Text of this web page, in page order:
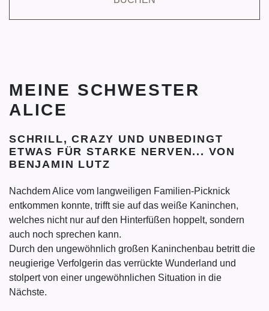
MEINE SCHWESTER
ALICE
SCHRILL, CRAZY UND UNBEDINGT
ETWAS FÜR STARKE NERVEN... VON
BENJAMIN LUTZ
Nachdem Alice vom langweiligen Familien-Picknick
entkommen konnte, trifft sie auf das weiße Kaninchen,
welches nicht nur auf den Hinterfüßen hoppelt, sondern
auch noch sprechen kann.
Durch den ungewöhnlich großen Kaninchenbau betritt die
neugierige Verfolgerin das verrückte Wunderland und
stolpert von einer ungewöhnlichen Situation in die
Nächste.